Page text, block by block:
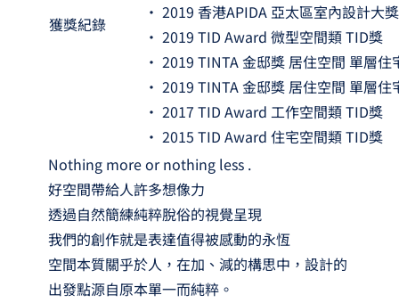
獲獎紀錄
• 2019 香港APIDA 亞太區室內設計大
• 2019 TID Award 微型空間類 TID獎
• 2019 TINTA 金邸獎 居住空間 單層住
• 2019 TINTA 金邸獎 居住空間 單層住
• 2017 TID Award 工作空間類 TID獎
• 2015 TID Award 住宅空間類 TID獎
Nothing more or nothing less .
好空間帶給人許多想像力
透過自然簡練純粹脫俗的視覺呈現
我們的創作就是表達值得被感動的永恆
空間本質關乎於人，在加、減的構思中，設計的
出發點源自原本單一而純粹。